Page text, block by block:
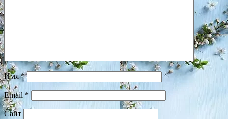
Имя*
Email *
Сайт